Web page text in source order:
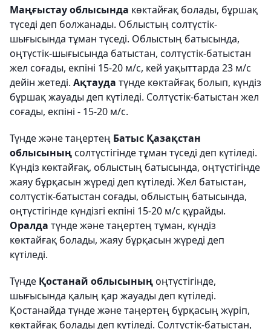
Маңғыстау облысында көктайғақ болады, бұршақ
түседі деп болжанады. Облыстың солтүстік-
шығысында тұман түседі. Облыстың батысында,
оңтүстік-шығысында батыстан, солтүстік-батыстан
жел соғады, екпіні 15-20 м/с, кей уақыттарда 23 м/с
дейін жетеді. Ақтауда түнде көктайғақ болып, күндіз
бұршақ жауады деп күтіледі. Солтүстік-батыстан жел
соғады, екпіні - 15-20 м/с.
Түнде және таңертең Батыс Қазақстан
облысыныңсолтүстігінде тұман түседі деп күтіледі.
Күндіз көктайғақ, облыстың батысында, оңтүстігінде
жаяу бұрқасын жүреді деп күтіледі. Жел батыстан,
солтүстік-батыстан соғады, облыстың батысында,
оңтүстігінде күндізгі екпіні 15-20 м/с құрайды.
Оралда түнде және таңертең тұман, күндіз
көктайғақ болады, жаяу бұрқасын жүреді деп
күтіледі.
Түнде Қостанай облысыныңоңтүстігінде,
шығысында қалың қар жауады деп күтіледі.
Қостанайда түнде және таңертең бұрқасың жүріп,
көктайғақ болады деп күтіледі. Солтүстік-батыстан,